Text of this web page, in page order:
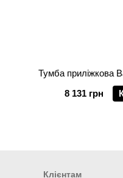
Тумба приліжкова
8 131 грн
Клієнтам